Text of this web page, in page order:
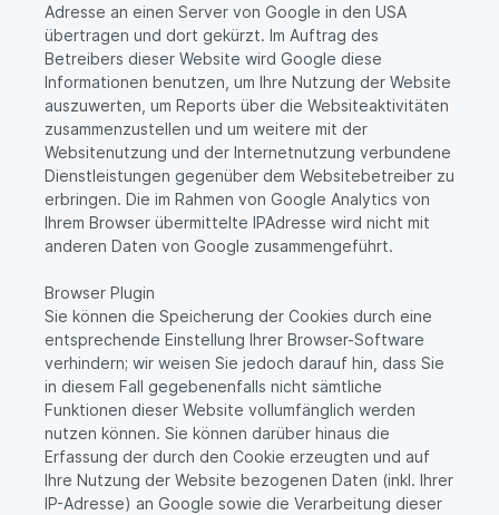
Adresse an einen Server von Google in den USA
übertragen und dort gekürzt. Im Auftrag des
Betreibers dieser Website wird Google diese
Informationen benutzen, um Ihre Nutzung der Website
auszuwerten, um Reports über die Websiteaktivitäten
zusammenzustellen und um weitere mit der
Websitenutzung und der Internetnutzung verbundene
Dienstleistungen gegenüber dem Websitebetreiber zu
erbringen. Die im Rahmen von Google Analytics von
Ihrem Browser übermittelte IPAdresse wird nicht mit
anderen Daten von Google zusammengeführt.
Browser Plugin
Sie können die Speicherung der Cookies durch eine
entsprechende Einstellung Ihrer Browser-Software
verhindern; wir weisen Sie jedoch darauf hin, dass Sie
in diesem Fall gegebenenfalls nicht sämtliche
Funktionen dieser Website vollumfänglich werden
nutzen können. Sie können darüber hinaus die
Erfassung der durch den Cookie erzeugten und auf
Ihre Nutzung der Website bezogenen Daten (inkl. Ihrer
IP-Adresse) an Google sowie die Verarbeitung dieser